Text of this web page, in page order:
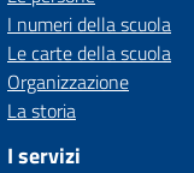
I numeri della scuola
Le carte della scuola
Organizzazione
La storia
I servizi